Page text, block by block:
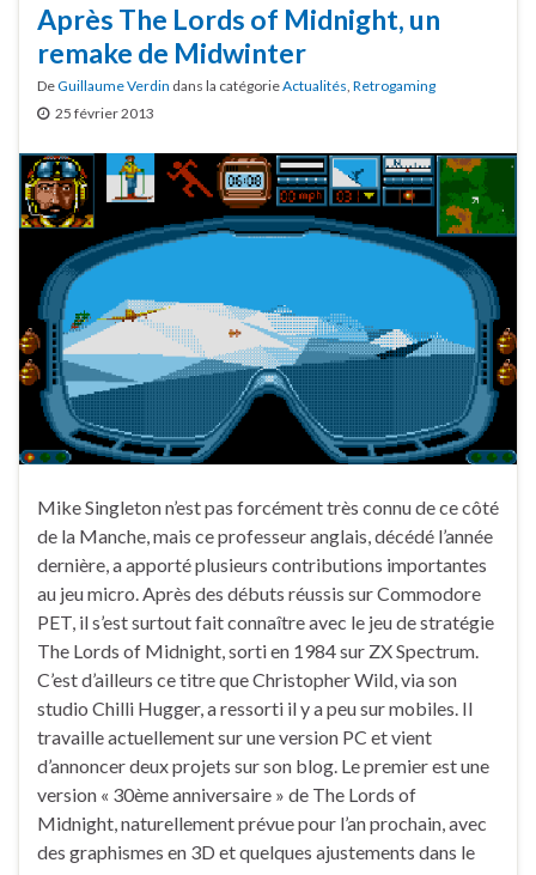
Après The Lords of Midnight, un
remake de Midwinter
DeGuillaume Verdin dans la catégorieActualités Retrogaming
25 février 2013
Mike Singleton n’est pas forcément très connu de ce côté
de la Manche, mais ce professeur anglais, décédé l’année
dernière, a apporté plusieurs contributions importantes
au jeu micro. Après des débuts réussis sur Commodore
PET, il s’est surtout fait connaître avec le jeu de stratégie
The Lords of Midnight, sorti en 1984 sur ZX Spectrum.
C’est d’ailleurs ce titre que Christopher Wild, via son
studio Chilli Hugger, a ressorti il y a peu sur mobiles. Il
travaille actuellement sur une version PC et vient
d’annoncer deux projets sur son blog. Le premier est une
version « 30ème anniversaire » de The Lords of
Midnight, naturellement prévue pour l’an prochain, avec
des graphismes en 3D et quelques ajustements dans le